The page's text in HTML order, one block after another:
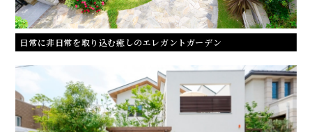
日常に非日常を取り込む癒しのエレガントガーデン